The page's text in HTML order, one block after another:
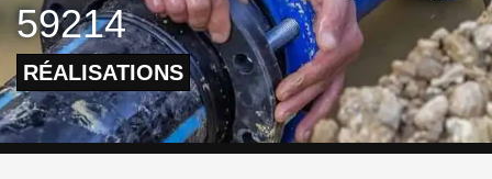
59214
RÉALISATIONS